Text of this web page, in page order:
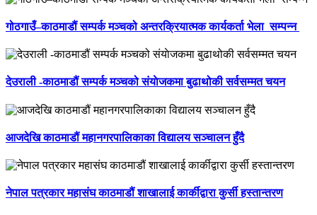
गोठगाउँ–काठमाडौं सम्पर्क मञ्चको अन्तरक्रियात्मक कार्यकर्ता भेला सम्पन्न
देउराली -काठमाडौं सम्पर्क मञ्चको संयाेजकमा बुढाथोकी सर्वसम्मत चयन
आजदेखि काठमाडौं महानगरपालिकाका विद्यालय सञ्चालन हुँदै
नेपाल पत्रकार महासंघ काठमाडौं शाखालाई कार्कीद्वारा कुर्सी हस्तान्तरण